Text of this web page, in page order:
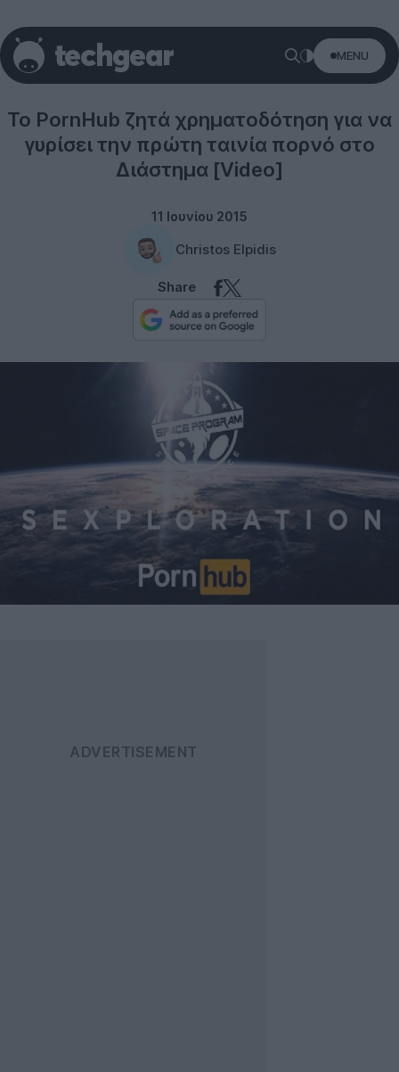
MENU
Το PornHub ζητά χρηματοδότηση για να
γυρίσει την πρώτη ταινία πορνό στο
Διάστημα [Video]
11 Ιουνίου 2015
Christos Elpidis
Share